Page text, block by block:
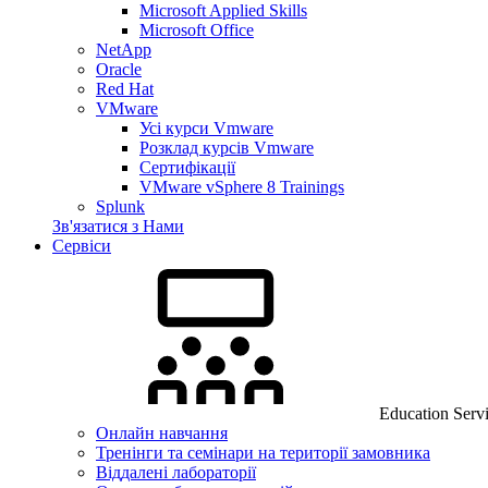
Microsoft Applied Skills
Microsoft Office
NetApp
Oracle
Red Hat
VMware
Усі курси Vmware
Розклад курсів Vmware
Сертифікації
VMware vSphere 8 Trainings
Splunk
Зв'язатися з Нами
Сервіси
Education
Онлайн навчання
Тренінги та семінари на території замовника
Віддалені лабораторії